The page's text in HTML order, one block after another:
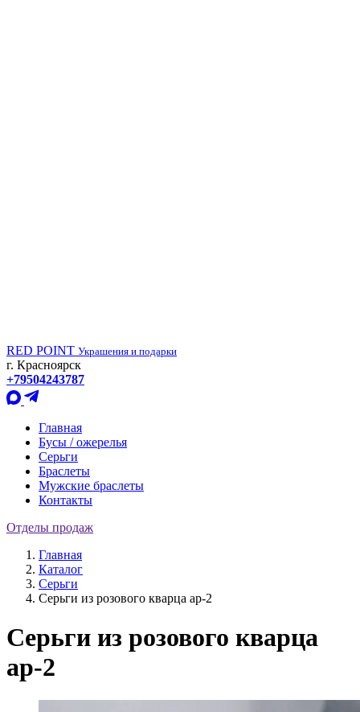
RED POINT Украшения и подарки
г. Красноярск
+79504243787
Главная
Бусы / ожерелья
Серьги
Браслеты
Мужские браслеты
Контакты
Отделы продаж
Главная
Каталог
Серьги
Серьги из розового кварца ар-2
Серьги из розового кварца
ар-2